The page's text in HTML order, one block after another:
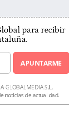
para recibir
APUNTARME
GLOBALMEDIA S.L.
noticias de actualidad.